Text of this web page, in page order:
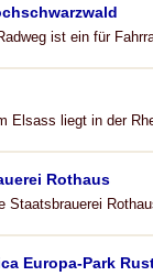
ist ein für
Elsass liegt in der
Rothaus
Staatsbrauerei
Europa-Park